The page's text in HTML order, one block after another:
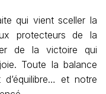
qui vient sceller la
protecteurs de la
de la victoire qui
Toute la balance
et notre